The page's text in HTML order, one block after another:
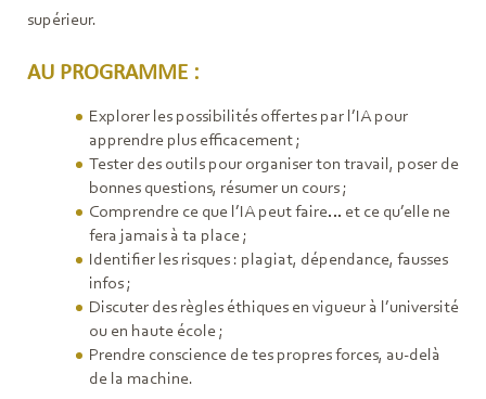
supérieur.
AU PROGRAMME :
Explorer les possibilités offertes par l’IA pour
apprendre plus efficacement ;
Tester des outils pour organiser ton travail, poser de
bonnes questions, résumer un cours ;
Comprendre ce que l’IA peut faire… et ce qu’elle ne
fera jamais à ta place ;
Identifier les risques : plagiat, dépendance, fausses
infos ;
Discuter des règles éthiques en vigueur à l’université
ou en haute école ;
Prendre conscience de tes propres forces, au-delà
de la machine.